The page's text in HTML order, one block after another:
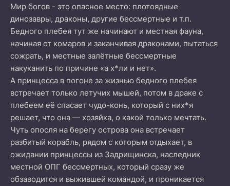
Мир богов - это опасное место: плотоядные
динозавры, драконы, другие бессмертные и т.п.
Бедного плебея тут же начинают и местная фауна,
начиная от комаров и заканчивая драконами, пытаться
сожрать, и местные залётные бессмертные
накуканить по причине «а х*ли и нет».
А принцесса в погоне за жизнью бедного плебея
встречает только летучих мышей, потом в драке с
плебеем её спасает чудо-конь, который с них*я
решает, что она — хозяйка, о какой только мечтать.
Чуть опосля на берегу острова она встречает
разбитый корабль, рядом с которым отдыхает, в
ожидании принцессы из Задрищинска, наследник
местной ОПГ бессмертных, который сразу же
обзаводится и выжившей командой, и проникается